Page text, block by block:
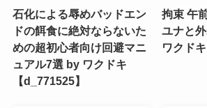
石化による辱めバッドエン
ドの餌食に絶対ならないた
めの超初心者向け回避マニ
ュアル7選 by ワクドキ
【d_771525】
拘束 午
ユナと
ワクド